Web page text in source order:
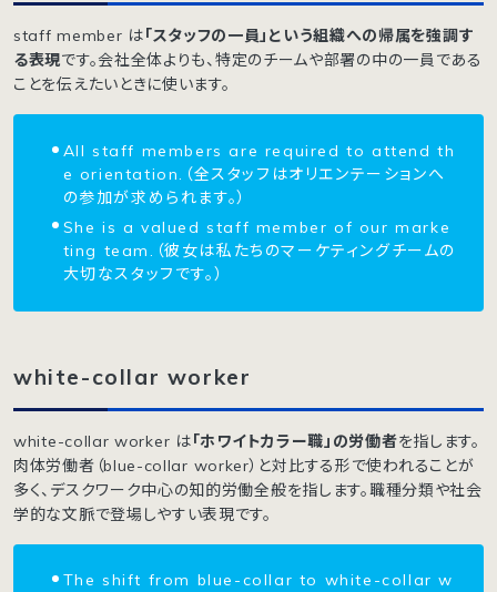
staff member は「スタッフの一員」という組織への帰属を強調す
る表現です。会社全体よりも、特定のチームや部署の中の一員である
ことを伝えたいときに使います。
All staff members are required to attend th
e orientation.（全スタッフはオリエンテーションへ
の参加が求められます。）
She is a valued staff member of our marke
ting team.（彼女は私たちのマーケティングチームの
大切なスタッフです。）
white-collar worker
white-collar worker は「ホワイトカラー職」の労働者を指します。
肉体労働者（blue-collar worker）と対比する形で使われることが
多く、デスクワーク中心の知的労働全般を指します。職種分類や社会
学的な文脈で登場しやすい表現です。
The shift from blue-collar to white-collar w